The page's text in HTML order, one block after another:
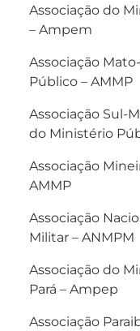
Associação do
– Ampem
Associação
Público – AMMP
Associação Sul-
do Ministério
Associação
AMMP
Associação
Militar – ANMPM
Associação do
Pará – Ampep
Associação